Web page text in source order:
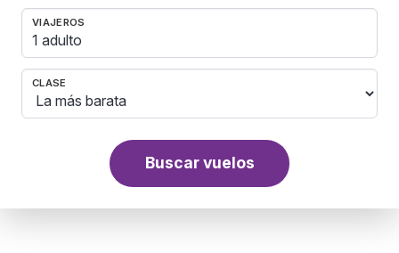
VIAJEROS
1 adulto
CLASE
Buscar vuelos